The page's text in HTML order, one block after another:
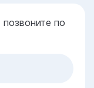
позвоните по